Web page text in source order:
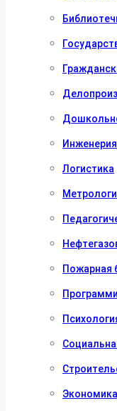
Инженерия
Логистика
Пожарная